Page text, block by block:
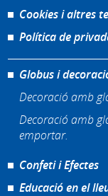
Cookies i altres
Política de
Globus i
Decoració amb
Decoració amb
emportar.
Confeti i Efectes
Educació en el